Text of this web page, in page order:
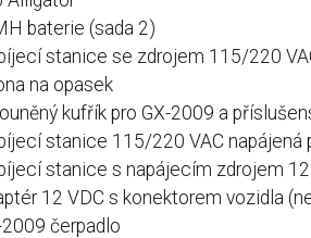
baterie (sada 2)
stanice se zdrojem 115/220
na opasek
kufřík pro GX-2009 a
stanice 115/220 VAC napájená
stanice s napájecím zdrojem
12 VDC s konektorem vozidla
2009 čerpadlo